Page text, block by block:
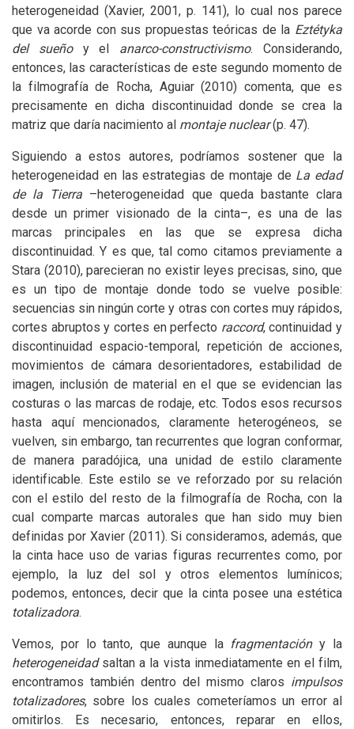
heterogeneidad (Xavier, 2001, p. 141), lo cual nos parece
que va acorde con sus propuestas teóricas de la Eztétyka
del sueño y el anarco-constructivismo. Considerando,
entonces, las características de este segundo momento de
la filmografía de Rocha, Aguiar (2010) comenta, que es
precisamente en dicha discontinuidad donde se crea la
matriz que daría nacimiento al montaje nuclear(p. 47).
Siguiendo a estos autores, podríamos sostener que la
heterogeneidad en las estrategias de montaje de La edad
de la Tierra –heterogeneidad que queda bastante clara
desde un primer visionado de la cinta–, es una de las
marcas principales en las que se expresa dicha
discontinuidad. Y es que, tal como citamos previamente a
Stara (2010), parecieran no existir leyes precisas, sino, que
es un tipo de montaje donde todo se vuelve posible:
secuencias sin ningún corte y otras con cortes muy rápidos,
cortes abruptos y cortes en perfecto raccord, continuidad y
discontinuidad espacio-temporal, repetición de acciones,
movimientos de cámara desorientadores, estabilidad de
imagen, inclusión de material en el que se evidencian las
costuras o las marcas de rodaje, etc. Todos esos recursos
hasta aquí mencionados, claramente heterogéneos, se
vuelven, sin embargo, tan recurrentes que logran conformar,
de manera paradójica, una unidad de estilo claramente
identificable. Este estilo se ve reforzado por su relación
con el estilo del resto de la filmografía de Rocha, con la
cual comparte marcas autorales que han sido muy bien
definidas por Xavier (2011). Si consideramos, además, que
la cinta hace uso de varias figuras recurrentes como, por
ejemplo, la luz del sol y otros elementos lumínicos;
podemos, entonces, decir que la cinta posee una estética
totalizadora.
Vemos, por lo tanto, que aunque la fragmentacióny la
heterogeneidadsaltan a la vista inmediatamente en el film,
encontramos también dentro del mismo claros impulsos
totalizadores, sobre los cuales cometeríamos un error al
omitirlos. Es necesario, entonces, reparar en ellos,